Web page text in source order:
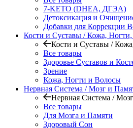
7-KETO (DHEA, ДГЭА)
Детоксикация и
Добавки для Коррекции
Кости и Суставы / Кожа,
Кости и Суставы /
Все товары
Здоровье Суставов и
Зрение
Кожа, Ногти и Волосы
Нервная Система / Мозг и
Нервная Система /
Все товары
Для Мозга и Памяти
Здоровый Сон